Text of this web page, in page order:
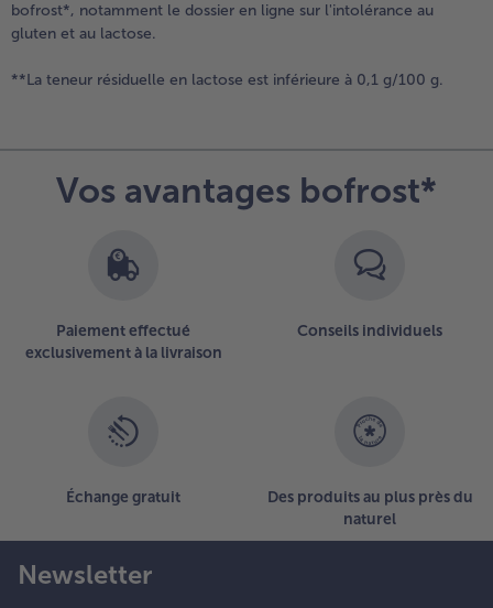
bofrost*, notamment le dossier en ligne sur l'intolérance au
gluten et au lactose.
**La teneur résiduelle en lactose est inférieure à 0,1 g/100 g.
Vos avantages bofrost*
Paiement effectué
exclusivement à la livraison
Conseils individuels
Échange gratuit
Des produits au plus près du
naturel
Newsletter